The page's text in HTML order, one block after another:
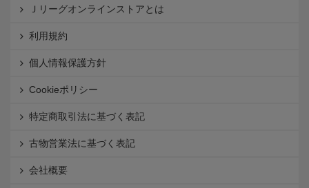
Ｊリーグオンラインストアとは
利用規約
個人情報保護方針
Cookieポリシー
特定商取引法に基づく表記
古物営業法に基づく表記
会社概要